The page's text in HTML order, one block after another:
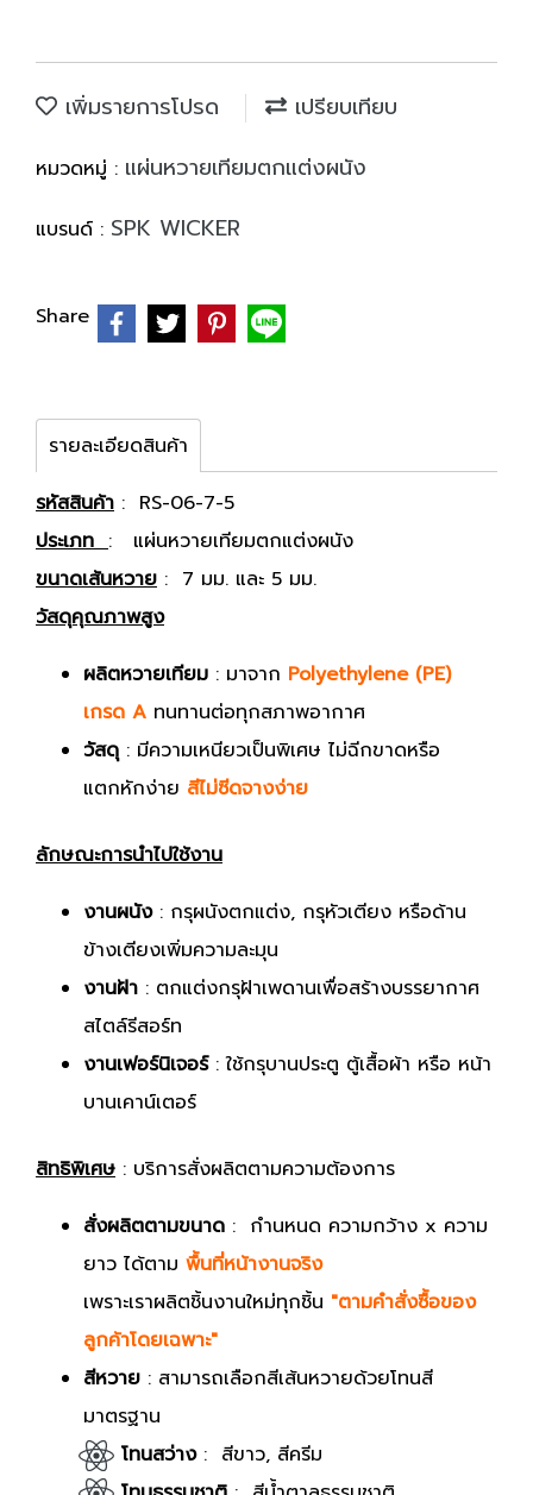
เพิ่มรายการโปรด เปรียบเทียบ
หมวดหมู่ : แผ่นหวายเทียมตกแต่งผนัง
แบรนด์ : SPK WICKER
Share
รายละเอียดสินค้า
รหัสสินค้า : RS-06-7-5
ประเภท : แผ่นหวายเทียมตกแต่งผนัง
ขนาดเส้นหวาย : 7 มม. และ 5 มม.
วัสดุคุณภาพสูง
ผลิตหวายเทียม : มาจาก Polyethylene (PE)
เกรด A ทนทานต่อทุกสภาพอากาศ
วัสดุ: มีความเหนียวเป็นพิเศษ ไม่ฉีกขาดหรือ
แตกหักง่าย สีไม่ซีดจางง่าย
ลักษณะการนำไปใช้งาน
งานผนัง: กรุผนังตกแต่ง, กรุหัวเตียง หรือด้าน
ข้างเตียงเพิ่มความละมุน
งานฝ้า : ตกแต่งกรุฝ้าเพดานเพื่อสร้างบรรยากาศ
สไตล์รีสอร์ท
งานเฟอร์นิเจอร์: ใช้กรุบานประตู ตู้เสื้อผ้า หรือ หน้า
บานเคาน์เตอร์
สิทธิพิเศษ : บริการสั่งผลิตตามความต้องการ
สั่งผลิตตามขนาด : กำนหนด ความกว้าง x ความ
ยาว ได้ตาม พื้นที่หน้างานจริง
เพราะเราผลิตชิ้นงานใหม่ทุกชิ้น "ตามคำสั่งซื้อของ
ลูกค้าโดยเฉพาะ"
สีหวาย : สามารถเลือกสีเส้นหวายด้วยโทนสี
มาตรฐาน
โทนสว่าง: สีขาว, สีครีม